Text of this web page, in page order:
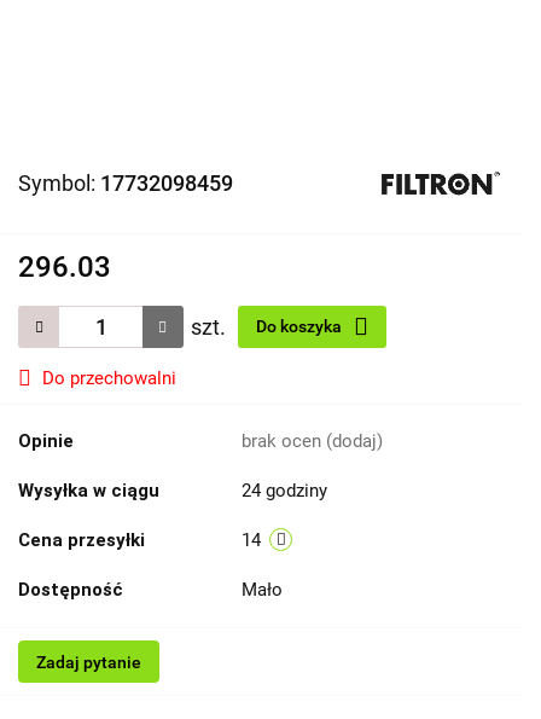
Symbol: 17732098459
296.03
szt. Do koszyka
Do przechowalni
Opinie brak ocen (dodaj)
Wysyłka w ciągu 24 godziny
Cena przesyłki 14
Dostępność Mało
Zadaj pytanie